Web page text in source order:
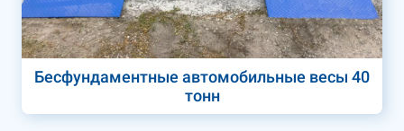
Бесфундаментные автомобильные весы 40
тонн